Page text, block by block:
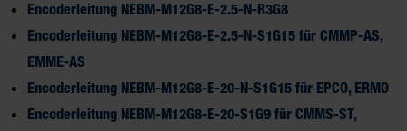
Encoderleitung NEBM-M12G8-E-2.5-N-R3G8
Encoderleitung NEBM-M12G8-E-2.5-N-S1G15 für CMMP-AS,
EMME-AS
Encoderleitung NEBM-M12G8-E-20-N-S1G15 für EPCO, ERMO
Encoderleitung NEBM-M12G8-E-20-S1G9 für CMMS-ST,